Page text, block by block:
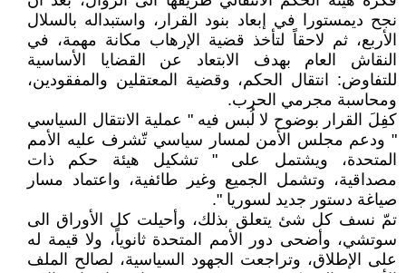
نجح ديمستورا في إبعاد بنود القرار، واستبداله بالسلال
الأربع، ثم لاحقاً لتأخذ قضية الإرهاب مكانة مهمة، في
النقاش العام بهدف الابتعاد عن القضايا الأساسية
للتفاوض: انتقال الحكم، وقضية المعتقلين والمفقودين،
ومحاسبة مجرمي الحرب.
كفِلَ القرار بوضوح لا لُبس فيه " عملية الانتقال السياسي
" ودعم مجلس الأمن لمسار سياسي تّشرف عليه الأمم
المتحدة، ويشتمل على " تشكيل هيئة حكم ذات
مصداقية، وتشمل الجميع وغير طائفية، واعتماد مسار
صياغة دستور جديد لسوريا ".
تمّ نسف كل شئ يتعلق بذلك، وأحيلت كل الأوراق الى
سوتشي، وأضحى دور الأمم المتحدة ثانوياً، ولا قيمة له
على الإطلاق، وتراجعت الجهود السياسية، لصالح الملف